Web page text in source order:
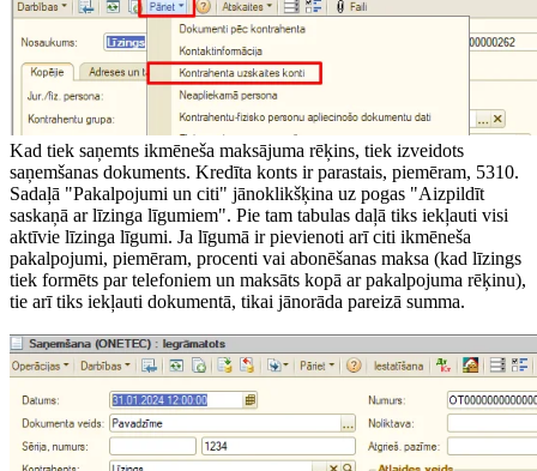
Kad tiek saņemts ikmēneša maksājuma rēķins, tiek izveidots
saņemšanas dokuments. Kredīta konts ir parastais, piemēram, 5310.
Sadaļā "Pakalpojumi un citi" jānoklikšķina uz pogas "Aizpildīt
saskaņā ar līzinga līgumiem". Pie tam tabulas daļā tiks iekļauti visi
aktīvie līzinga līgumi. Ja līgumā ir pievienoti arī citi ikmēneša
pakalpojumi, piemēram, procenti vai abonēšanas maksa (kad līzings
tiek formēts par telefoniem un maksāts kopā ar pakalpojuma rēķinu),
tie arī tiks iekļauti dokumentā, tikai jānorāda pareizā summa.